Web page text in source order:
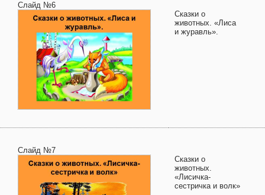
Слайд №6
Сказки о
животных. «Лиса
и журавль».
Слайд №7
Сказки о
животных.
«Лисичка-
сестричка и волк»